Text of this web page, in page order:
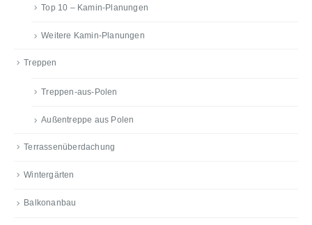
Top 10 – Kamin-Planungen
Weitere Kamin-Planungen
Treppen
Treppen-aus-Polen
Außentreppe aus Polen
Terrassenüberdachung
Wintergärten
Balkonanbau